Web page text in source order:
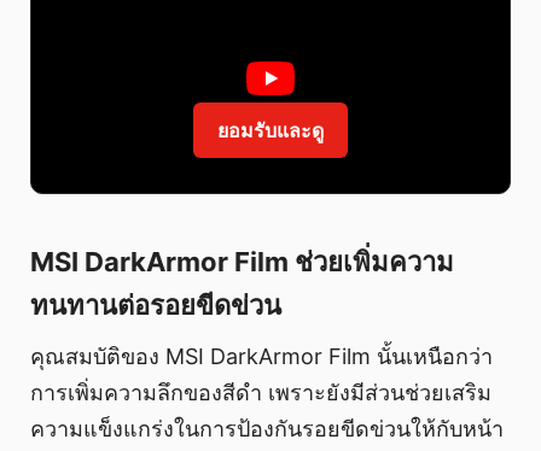
ยอมรับและดู
MSI DarkArmor Film ช่วยเพิ่มความ
ทนทานต่อรอยขีดข่วน
คุณสมบัติของ MSI DarkArmor Film นั้นเหนือกว่า
การเพิ่มความลึกของสีดำ เพราะยังมีส่วนช่วยเสริม
ความแข็งแกร่งในการป้องกันรอยขีดข่วนให้กับหน้า